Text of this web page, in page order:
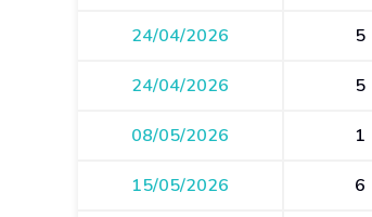
24/04/2026 5
24/04/2026 5
08/05/2026 1
15/05/2026 6